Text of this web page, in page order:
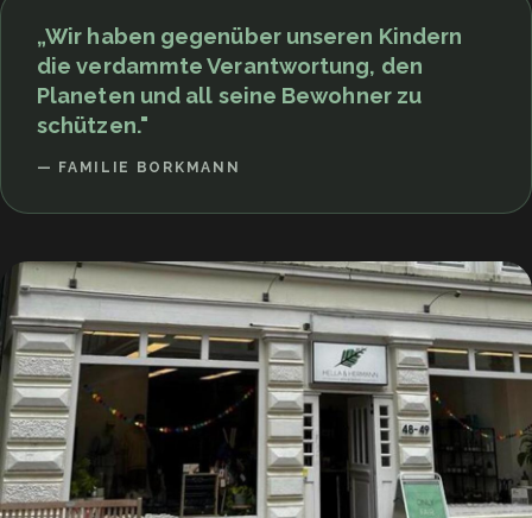
„Wir haben gegenüber unseren Kindern
die verdammte Verantwortung, den
Planeten und all seine Bewohner zu
schützen."
— FAMILIE BORKMANN